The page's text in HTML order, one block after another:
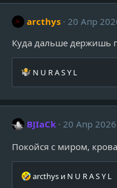
arcthys
20 Апр
Куда дальше держишь
Р
к
и
:
N U R A S Y L
BJIaCk
20 Апр 2026
Покойся с миром,
Р
arcthys и N U R A S Y L